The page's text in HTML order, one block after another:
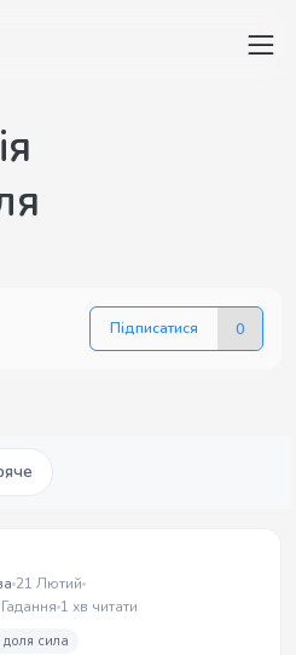
Підписатися 0
21 Лютий
1 хв читати
доля сила